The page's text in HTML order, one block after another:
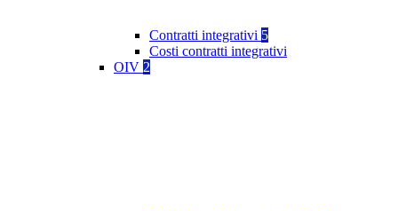
Contratti integrativi 5
Costi contratti integrativi
OIV 2